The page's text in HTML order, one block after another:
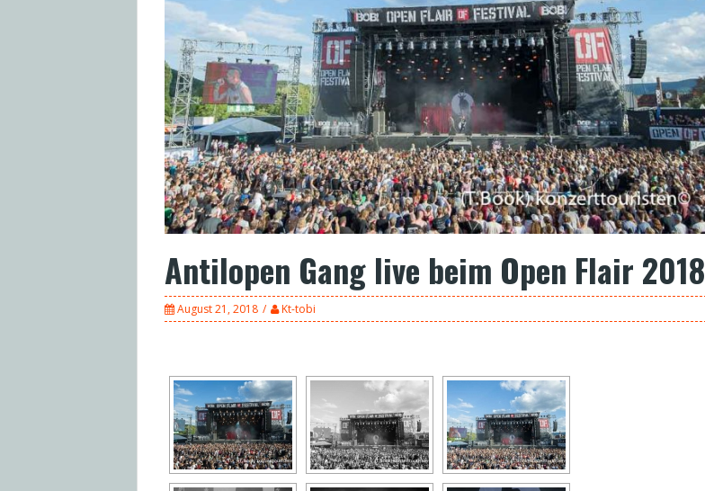
Antilopen Gang live beim Open Flair 2018
August 21, 2018 Kt-tobi